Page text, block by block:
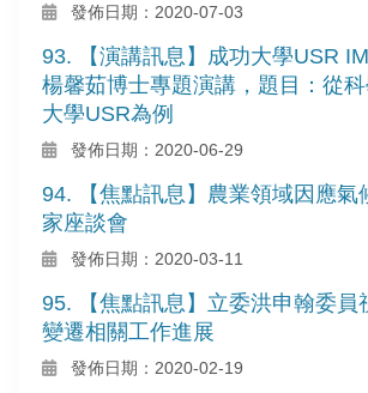
發佈日期：2020-07-03
93. 【演講訊息】成功大學USR
楊馨茹博士專題演講，題目：從
大學USR為例
發佈日期：2020-06-29
94. 【焦點訊息】農業領域因應氣
家座談會
發佈日期：2020-03-11
95. 【焦點訊息】立委洪申翰委員
變遷相關工作進展
發佈日期：2020-02-19